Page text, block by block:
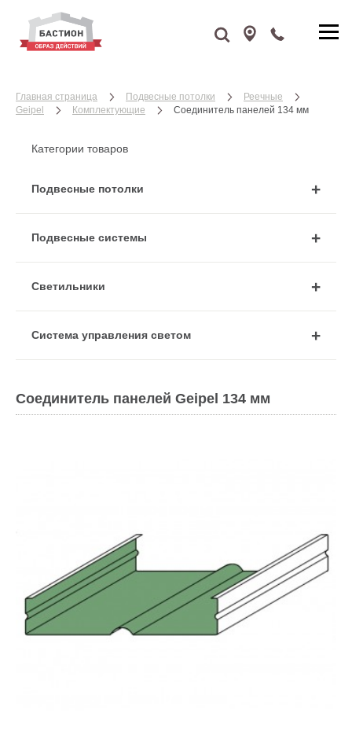
Главная страница Подвесные потолки
Реечные
Geipel
Комплектующие Соединитель панелей 134 мм
Категории товаров
Подвесные потолки
Подвесные системы
Cветильники
Система управления светом
Соединитель панелей Geipel 134 мм